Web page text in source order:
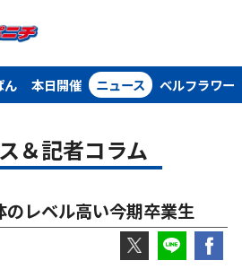
ん 本日開催 ニュース ベルフラワー
＆記者コラム
のレベル高い今期卒業生